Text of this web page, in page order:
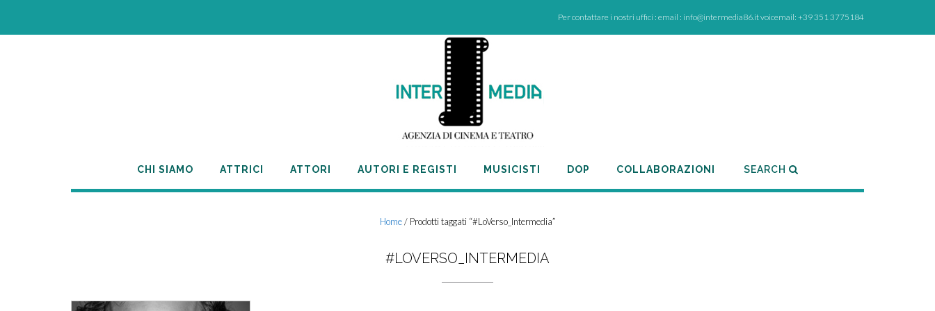
content
Per contattare i nostri uffici : email : info@intermedia86.it voicemail: +39 351 3775184
CHI SIAMO ATTRICI ATTORI AUTORI E REGISTI MUSICISTI DOP COLLABORAZIONI SEARCH
Home/ Prodotti taggati “#LoVerso_Intermedia”
#LOVERSO_INTERMEDIA